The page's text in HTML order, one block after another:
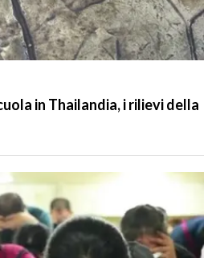
in Thailandia, i rilievi della